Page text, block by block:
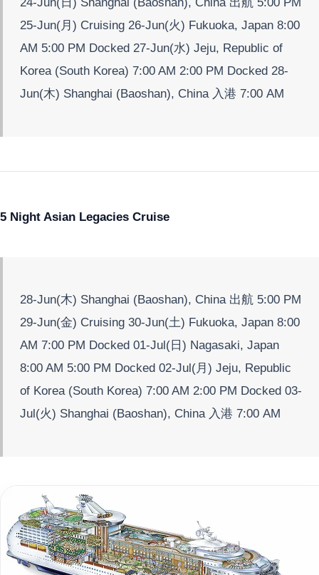
25-Jun(月) Cruising 26-Jun(火) Fukuoka, Japan 8:00
AM 5:00 PM Docked 27-Jun(水) Jeju, Republic of
Korea (South Korea) 7:00 AM 2:00 PM Docked 28-
Jun(木) Shanghai (Baoshan), China 入港 7:00 AM
5 Night Asian Legacies Cruise
28-Jun(木) Shanghai (Baoshan), China 出航 5:00 PM
29-Jun(金) Cruising 30-Jun(土) Fukuoka, Japan 8:00
AM 7:00 PM Docked 01-Jul(日) Nagasaki, Japan
8:00 AM 5:00 PM Docked 02-Jul(月) Jeju, Republic
of Korea (South Korea) 7:00 AM 2:00 PM Docked 03-
Jul(火) Shanghai (Baoshan), China 入港 7:00 AM